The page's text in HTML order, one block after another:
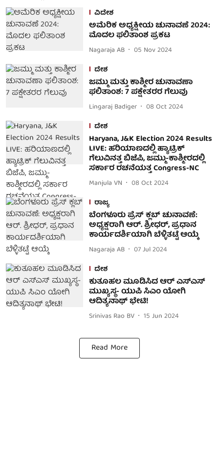
ವಿದೇಶ
ಅಮೆರಿಕ ಅಧ್ಯಕ್ಷೀಯ ಚುನಾವಣೆ 2024:
ಮೊದಲ ಫಲಿತಾಂಶ ಪ್ರಕಟ
Nagaraja AB
05 Nov 2024
ದೇಶ
ಜಮ್ಮು ಮತ್ತು ಕಾಶ್ಮೀರ ಚುನಾವಣಾ
ಫಲಿತಾಂಶ: 7 ಪಕ್ಷೇತರರ ಗೆಲುವು
Lingaraj Badiger
08 Oct 2024
ದೇಶ
Haryana, J&K Election 2024 Results
LIVE: ಹರಿಯಾಣದಲ್ಲಿ ಹ್ಯಾಟ್ರಿಕ್
ಗೆಲುವಿನತ್ತ ಬಿಜೆಪಿ, ಜಮ್ಮು-ಕಾಶ್ಮೀರದಲ್ಲಿ
ಸರ್ಕಾರ ರಚನೆಯತ್ತ Congress-NC
Manjula VN
08 Oct 2024
ರಾಜ್ಯ
ಬೆಂಗಳೂರು ಪ್ರೆಸ್ ಕ್ಲಬ್ ಚುನಾವಣೆ:
ಅಧ್ಯಕ್ಷರಾಗಿ ಆರ್. ಶ್ರೀಧರ್, ಪ್ರಧಾನ
ಕಾರ್ಯದರ್ಶಿಯಾಗಿ ಬೆಳ್ಳಿತಟ್ಟೆ ಆಯ್ಕೆ
Nagaraja AB
07 Jul 2024
ದೇಶ
ಕುತೂಹಲ ಮೂಡಿಸಿದ ಆರ್ ಎಸ್ಎಸ್
ಮುಖ್ಯಸ್ಥ- ಯುಪಿ ಸಿಎಂ ಯೋಗಿ
ಆದಿತ್ಯನಾಥ್ ಭೇಟಿ!
Srinivas Rao BV 15 Jun 2024
Read More